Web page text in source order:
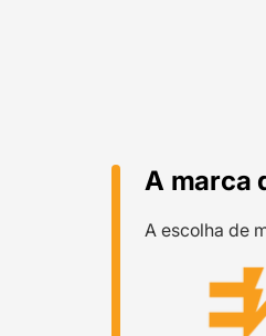
A marca
A escolha de